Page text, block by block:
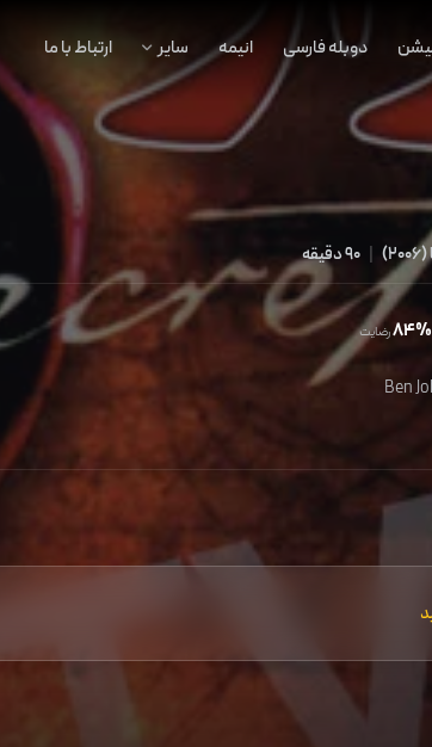
دوبله فارسی انیمه سایر ارتباط با ما
(
2006
)
|
84%رضایت
Ben